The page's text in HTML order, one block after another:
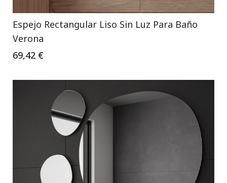
Espejo Rectangular Liso Sin Luz Para Baño
Verona
69,42 €